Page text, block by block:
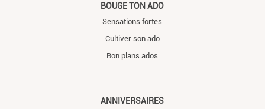
BOUGE TON ADO
Sensations fortes
Cultiver son ado
Bon plans ados
ANNIVERSAIRES